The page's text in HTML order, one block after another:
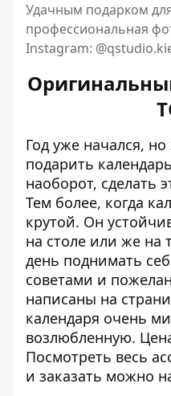
Удачным подарком
профессиональная
Instagram:
Год уже начался,
подарить
наоборот, сделать
Тем более, когда
крутой. Он
на столе или же на
день поднимать
советами и
написаны на
календаря очень
возлюбленную.
Посмотреть весь
и заказать можно